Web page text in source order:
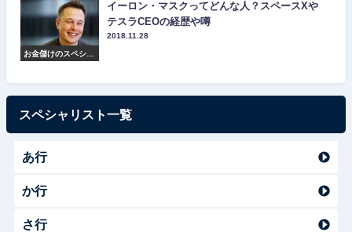
お金儲けのスペシャ
イーロン・マスクってどんな人？スペースXや
テスラCEOの経歴や噂
2018.11.28
スペシャリスト一覧
あ行
か行
さ行